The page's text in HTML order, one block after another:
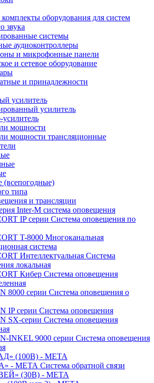
оборудования для систем
звука
системы
аудиоконтроллеры
и микрофонные панели
и сетевое оборудование
и принадлежности
усилитель
усилитель
мощности
мощности трансляционные
(всепогодные)
типа
и трансляции
Inter-M система оповещения
IP серии Система оповещения по
T-8000 Многоканальная
система
Интеллектуальная Система
локальная
Кибер Система оповещения
8000 серии Система оповещения о
IP серии Система оповещения
SX-серии Система оповещения
INKEL 9000 серии Система оповещения
(100В) - МЕТА
- МЕТА Система обратной связи
(30В) - МЕТА